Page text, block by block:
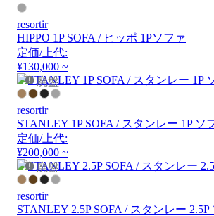
resortir
HIPPO 1P SOFA / ヒッポ 1Pソファ
定価/上代:
¥130,000 ~
廃盤
resortir
STANLEY 1P SOFA / スタンレー 1P ソ
定価/上代:
¥200,000 ~
廃盤
resortir
STANLEY 2.5P SOFA / スタンレー 2.5P